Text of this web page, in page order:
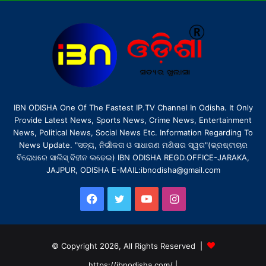
IBN ODISHA One Of The Fastest IP.TV Channel In Odisha. It Only
Provide Latest News, Sports News, Crime News, Entertainment
News, Political News, Social News Etc. Information Regarding To
News Update. "ସତ୍ୟ, ନିର୍ଭୀକତା ଓ ସାଧାରଣ ମଣିଷର ସ୍ୱର"(ଭ୍ରଷ୍ଟାଚାର
ବିରୋଧରେ ସାଲିସ୍ ବିହୀନ ଲଢେଇ) IBN ODISHA REGD.OFFICE-JARAKA,
JAJPUR, ODISHA E-MAIL:ibnodisha@gmail.com
Facebook
TwitterYouTubeInstagram
© Copyright 2026, All Rights Reserved |